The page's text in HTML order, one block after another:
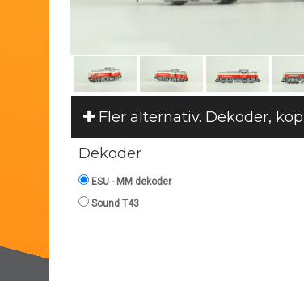
Fler alternativ. Dekoder,
Dekoder
ESU - MM dekoder
Sound T43